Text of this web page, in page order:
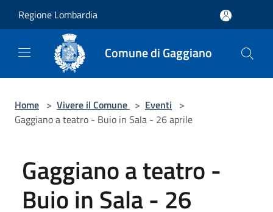
Regione Lombardia
Comune di Gaggiano
Home > Vivere il Comune > Eventi >
Gaggiano a teatro - Buio in Sala - 26 aprile
Gaggiano a teatro -
Buio in Sala - 26